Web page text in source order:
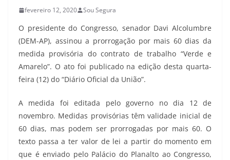
fevereiro 12, 2020 Sou Segura
O presidente do Congresso, senador Davi Alcolumbre
(DEM-AP), assinou a prorrogação por mais 60 dias da
medida provisória do contrato de trabalho “Verde e
Amarelo”. O ato foi publicado na edição desta quarta-
feira (12) do “Diário Oficial da União”.
A medida foi editada pelo governo no dia 12 de
novembro. Medidas provisórias têm validade inicial de
60 dias, mas podem ser prorrogadas por mais 60. O
texto passa a ter valor de lei a partir do momento em
que é enviado pelo Palácio do Planalto ao Congresso,